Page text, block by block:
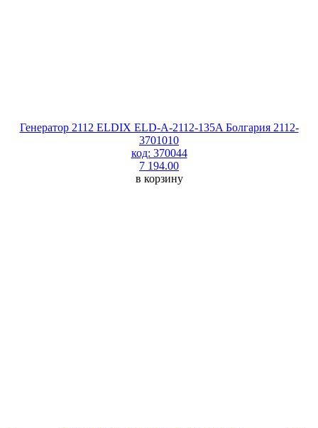
Генератор 2112 ELDIX ELD-A-2112-135A Болгария 2112-
3701010
код: 370044
7 194.00
в корзину